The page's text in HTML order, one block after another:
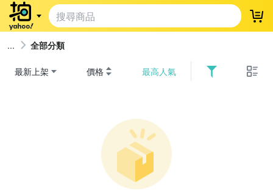
登
全部分類
最新上架 價格 最高人氣